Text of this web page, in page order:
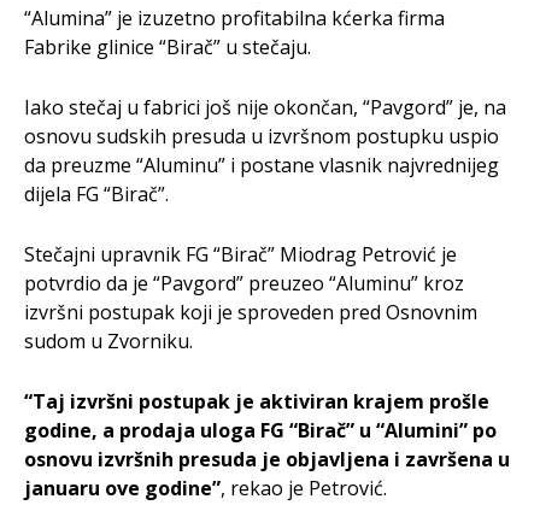
“Alumina” je izuzetno profitabilna kćerka firma
Fabrike glinice “Birač” u stečaju.
Iako stečaj u fabrici još nije okončan, “Pavgord” je, na
osnovu sudskih presuda u izvršnom postupku uspio
da preuzme “Aluminu” i postane vlasnik najvrednijeg
dijela FG “Birač”.
Stečajni upravnik FG “Birač” Miodrag Petrović je
potvrdio da je “Pavgord” preuzeo “Aluminu” kroz
izvršni postupak koji je sproveden pred Osnovnim
sudom u Zvorniku.
“Taj izvršni postupak je aktiviran krajem prošle
godine, a prodaja uloga FG “Birač” u “Alumini” po
osnovu izvršnih presuda je objavljena i završena u
januaru ove godine”, rekao je Petrović.